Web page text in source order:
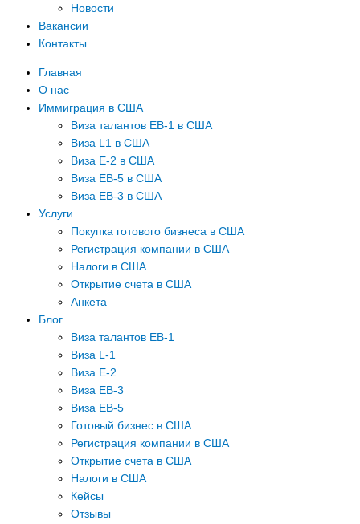
Новости
Вакансии
Контакты
Главная
О нас
Иммиграция в США
Виза талантов EB-1 в США
Виза L1 в США
Виза E-2 в США
Виза EB-5 в США
Виза EB-3 в США
Услуги
Покупка готового бизнеса в США
Регистрация компании в США
Налоги в США
Открытие счета в США
Анкета
Блог
Виза талантов EB-1
Виза L-1
Виза E-2
Виза EB-3
Виза EB-5
Готовый бизнес в США
Регистрация компании в США
Открытие счета в США
Налоги в США
Кейсы
Отзывы